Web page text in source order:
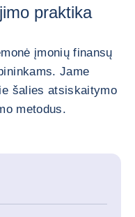
praktika
įmonių finansų
Jame
šalies atsiskaitymo
metodus.